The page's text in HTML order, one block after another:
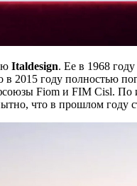
Italdesign. Ее в 1968
2015 году полностью
Fiom и FIM Cisl.
что в прошлом году